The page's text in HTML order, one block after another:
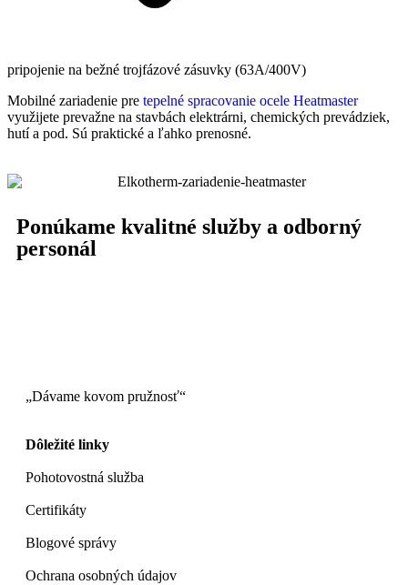
pripojenie na bežné trojfázové zásuvky (63A/400V)
Mobilné zariadenie pre tepelné spracovanie ocele Heatmaster
využijete prevažne na stavbách elektrárni, chemických prevádziek,
hutí a pod. Sú praktické a ľahko prenosné.
Ponúkame kvalitné služby a odborný
personál
„Dávame kovom pružnosť“
Dôležité linky
Pohotovostná služba
Certifikáty
Blogové správy
Ochrana osobných údajov